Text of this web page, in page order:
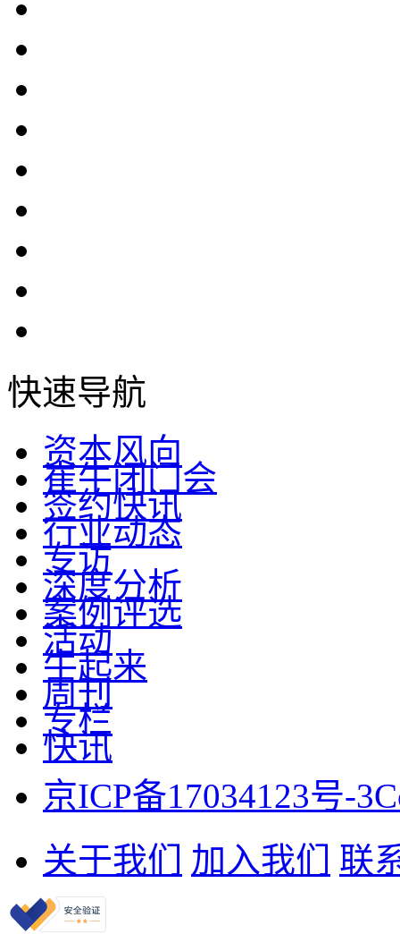
快速导航
资本风向
崔牛闭门会
签约快讯
行业动态
专访
深度分析
案例评选
活动
牛起来
周刊
专栏
快讯
京ICP备17034123号-3
关于我们
加入我们 联